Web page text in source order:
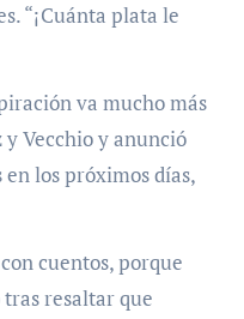
“¡Cuánta plata le
va mucho más
y Vecchio y anunció
los próximos días,
cuentos, porque
resaltar que